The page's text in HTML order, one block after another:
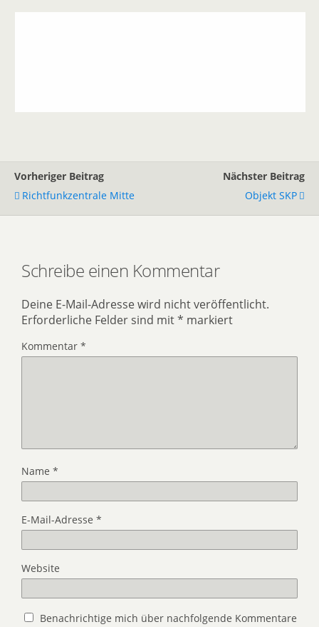
Vorheriger Beitrag
Richtfunkzentrale Mitte
Nächster Beitrag
Objekt SKP
Schreibe einen Kommentar
Deine E-Mail-Adresse wird nicht veröffentlicht.
Erforderliche Felder sind mit* markiert
Kommentar *
Name *
E-Mail-Adresse *
Website
Benachrichtige mich über nachfolgende Kommentare